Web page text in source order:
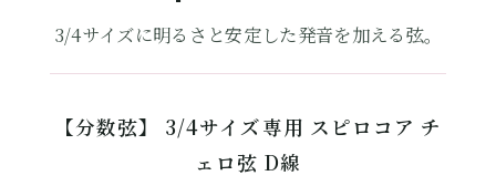
3/4サイズに明るさと安定した発音を加える弦。
【分数弦】 3/4サイズ専用 スピロコア チ
ェロ弦 D線